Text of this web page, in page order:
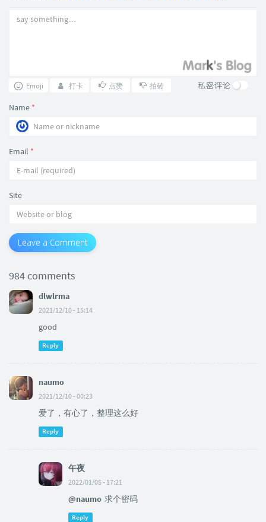
Emoji 打卡 点赞 拍砖 私密评论
Name *
Email *
Site
Leave a Comment
984 comments
dlwlrma
2021/12/10 - 15:14
good
Reply
naumo
2021/12/10 - 00:23
爱了，有心了，整理这么好
Reply
午夜
2022/01/05 - 17:21
@naumo 求个密码
Reply